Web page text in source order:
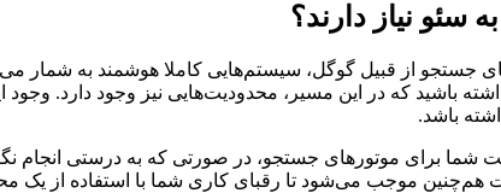
سئو نیاز دارند؟
جستجو از قبیل گوگل، سیستم‌هایی کاملا هوشمند به شمار
باشید که در این مسیر، محدودیت‌هایی نیز وجود دارد.
باشد.
شما برای موتورهای جستجو، در صورتی که به درستی انجام
هم‌چنین موجب می‌شود تا رقبای کاری شما با استفاده از یک